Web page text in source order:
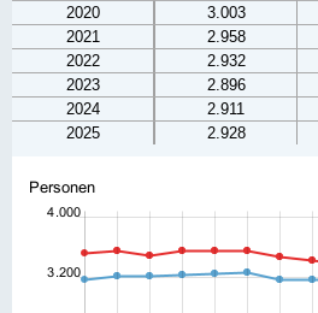
2020
3.003
2021
2.958
2022
2.932
2023
2.896
2024
2.911
2025
2.928